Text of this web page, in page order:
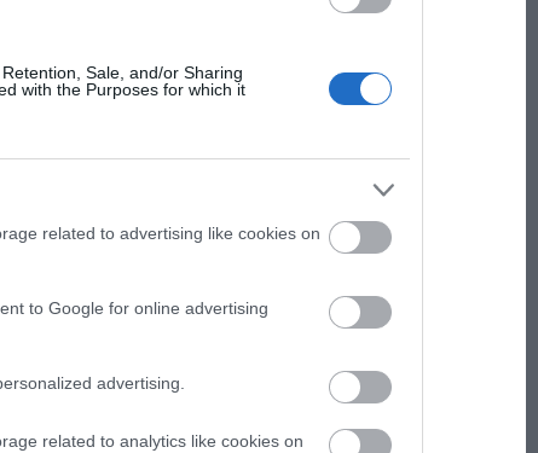
Sale, and/or Sharing
with the Purposes for which it
related to advertising like cookies on
to Google for online advertising
advertising.
related to analytics like cookies on